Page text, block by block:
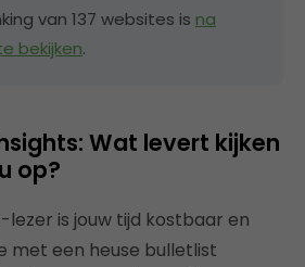
van 137 websites is na
bekijken.
Wat levert kijken
op?
is jouw tijd kostbaar en
met een heuse bulletlist